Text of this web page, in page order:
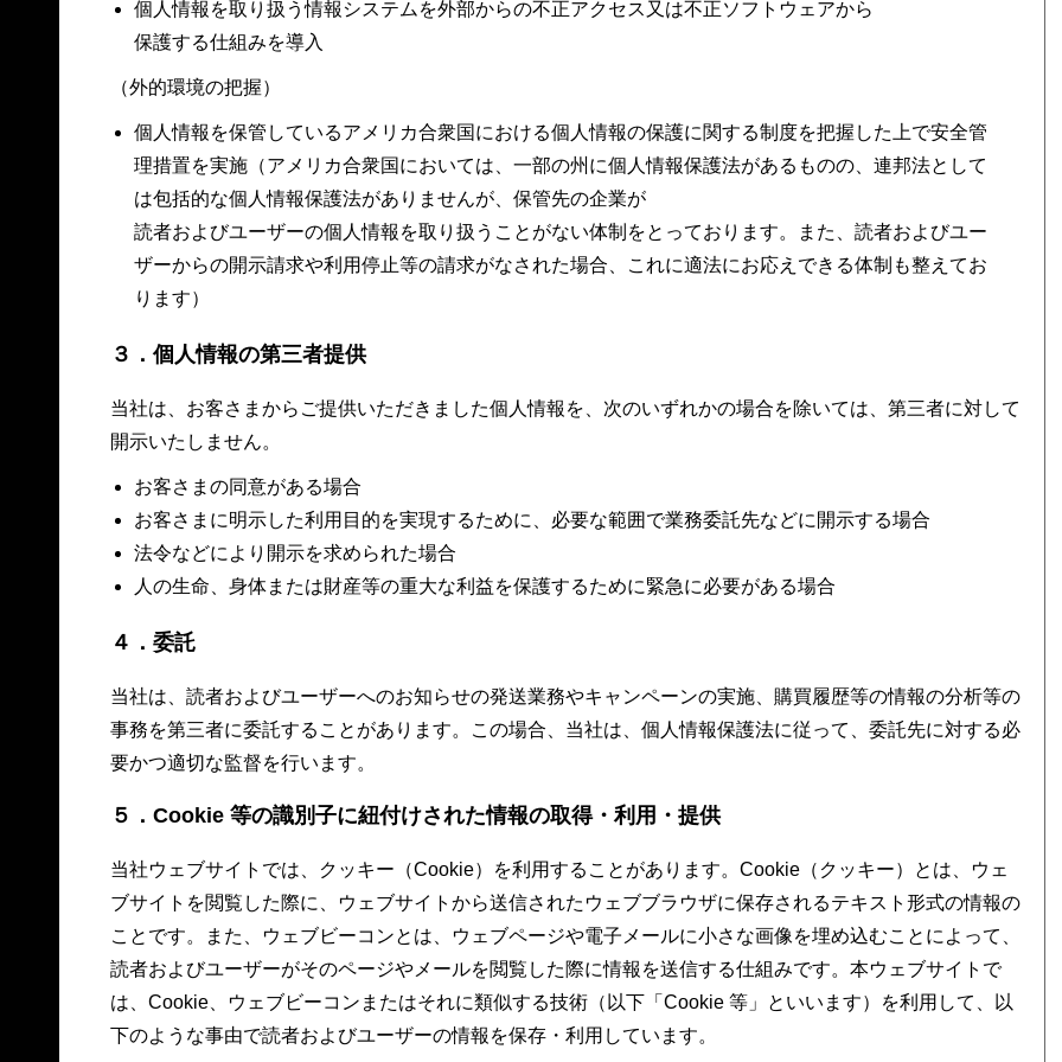
個人情報を取り扱う情報システムを外部からの不正アクセス又は不正ソフトウェアから
保護する仕組みを導入
（外的環境の把握）
個人情報を保管しているアメリカ合衆国における個人情報の保護に関する制度を把握した上で安全管
理措置を実施（アメリカ合衆国においては、一部の州に個人情報保護法があるものの、連邦法として
は包括的な個人情報保護法がありませんが、保管先の企業が
読者およびユーザーの個人情報を取り扱うことがない体制をとっております。また、読者およびユー
ザーからの開示請求や利用停止等の請求がなされた場合、これに適法にお応えできる体制も整えてお
ります）
３．個人情報の第三者提供
当社は、お客さまからご提供いただきました個人情報を、次のいずれかの場合を除いては、第三者に対して
開示いたしません。
お客さまの同意がある場合
お客さまに明示した利用目的を実現するために、必要な範囲で業務委託先などに開示する場合
法令などにより開示を求められた場合
人の生命、身体または財産等の重大な利益を保護するために緊急に必要がある場合
４．委託
当社は、読者およびユーザーへのお知らせの発送業務やキャンペーンの実施、購買履歴等の情報の分析等の
事務を第三者に委託することがあります。この場合、当社は、個人情報保護法に従って、委託先に対する必
要かつ適切な監督を行います。
５．Cookie 等の識別子に紐付けされた情報の取得・利用・提供
当社ウェブサイトでは、クッキー（Cookie）を利用することがあります。Cookie（クッキー）とは、ウェ
ブサイトを閲覧した際に、ウェブサイトから送信されたウェブブラウザに保存されるテキスト形式の情報の
ことです。また、ウェブビーコンとは、ウェブページや電子メールに小さな画像を埋め込むことによって、
読者およびユーザーがそのページやメールを閲覧した際に情報を送信する仕組みです。本ウェブサイトで
は、Cookie、ウェブビーコンまたはそれに類似する技術（以下「Cookie 等」といいます）を利用して、以
下のような事由で読者およびユーザーの情報を保存・利用しています。